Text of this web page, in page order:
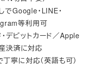
Google・LINE・
等利用可
デビットカード／Apple
決済に対応
寧に対応（英語も可）